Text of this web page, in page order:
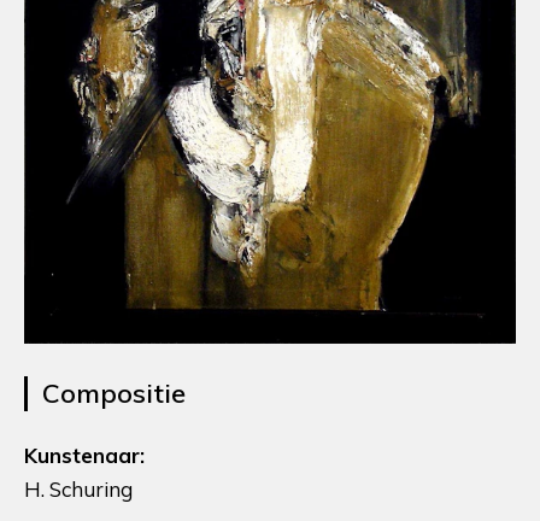
Compositie
Kunstenaar:
H. Schuring